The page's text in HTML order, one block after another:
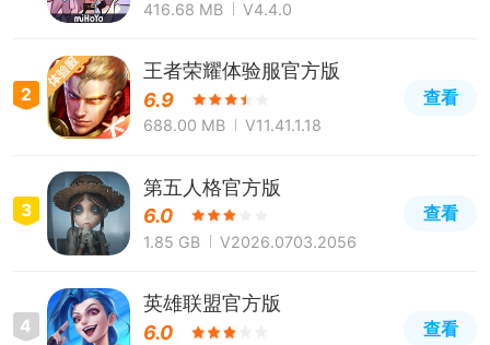
416.68 MB V4.4.0
2
王者荣耀体验服官方版
6.9
688.00 MB V11.41.1.18
查看
3
第五人格官方版
6.0
1.85 GB V2026.0703.2056
查看
4
英雄联盟官方版
6.0
查看